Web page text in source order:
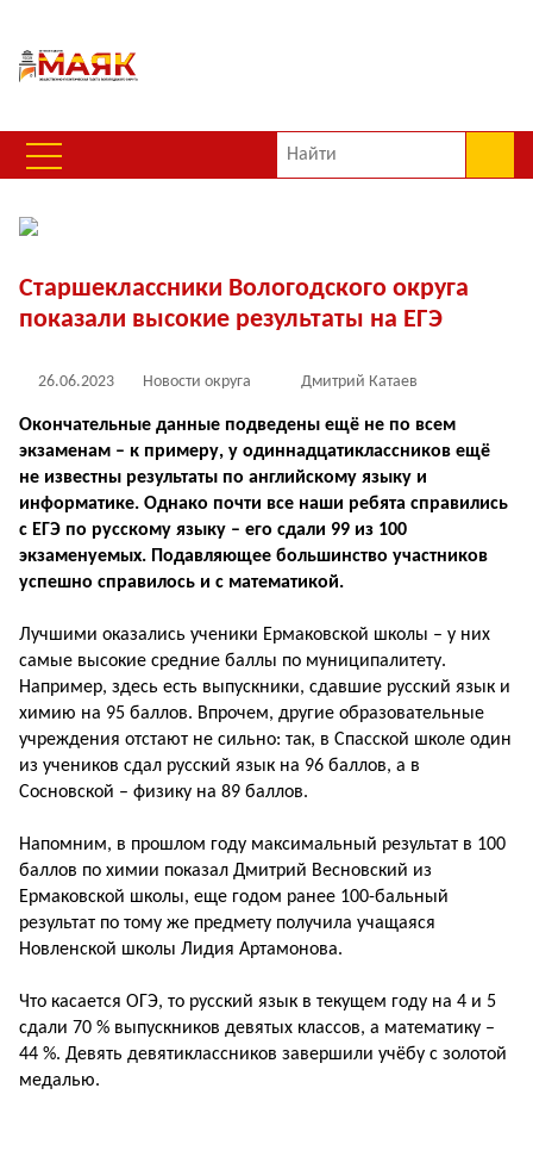
Старшеклассники Вологодского округа
показали высокие результаты на ЕГЭ
26.06.2023 Новости округа Дмитрий Катаев
Окончательные данные подведены ещё не по всем
экзаменам – к примеру, у одиннадцатиклассников ещё
не известны результаты по английскому языку и
информатике. Однако почти все наши ребята справились
с ЕГЭ по русскому языку – его сдали 99 из 100
экзаменуемых. Подавляющее большинство участников
успешно справилось и с математикой.
Лучшими оказались ученики Ермаковской школы – у них
самые высокие средние баллы по муниципалитету.
Например, здесь есть выпускники, сдавшие русский язык и
химию на 95 баллов. Впрочем, другие образовательные
учреждения отстают не сильно: так, в Спасской школе один
из учеников сдал русский язык на 96 баллов, а в
Сосновской – физику на 89 баллов.
Напомним, в прошлом году максимальный результат в 100
баллов по химии показал Дмитрий Весновский из
Ермаковской школы, еще годом ранее 100-бальный
результат по тому же предмету получила учащаяся
Новленской школы Лидия Артамонова.
Что касается ОГЭ, то русский язык в текущем году на 4 и 5
сдали 70 % выпускников девятых классов, а математику –
44 %. Девять девятиклассников завершили учёбу с золотой
медалью.